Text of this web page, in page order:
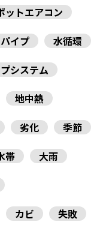
ットエアコン
イプ
水循環
システム
地中熱
劣化
季節
帯
大雨
カビ
失敗